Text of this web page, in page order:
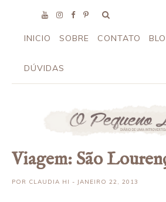
INICIO SOBRE CONTATO
DÚVIDAS
Viagem: São
POR CLAUDIA HI- JANEIRO 22, 2013